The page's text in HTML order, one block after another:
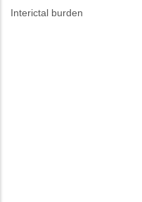
Interictal burden